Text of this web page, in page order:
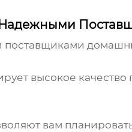
поставщиками
высокое
вам